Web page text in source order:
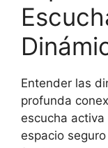
Entender las
profunda
escucha
espacio